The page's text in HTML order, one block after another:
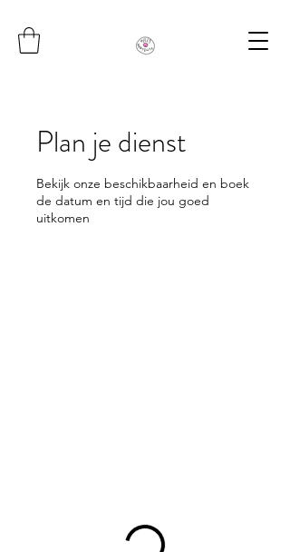
Plan je dienst
Bekijk onze beschikbaarheid en boek
de datum en tijd die jou goed
uitkomen